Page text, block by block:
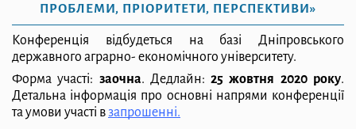
ПРОБЛЕМИ, ПРІОРИТЕТИ, ПЕРСПЕКТИВИ»
Конференція відбудеться на базі Дніпровського
державного аграрно- економічного університету.
Форма участі: заочна. Дедлайн:25 жовтня 2020 року.
Детальна інформація про основні напрями конференції
та умови участі в запрошенні.